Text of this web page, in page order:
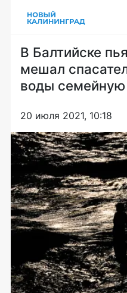
В Балтийске
мешал
воды семейную
20 июля 2021, 10:18